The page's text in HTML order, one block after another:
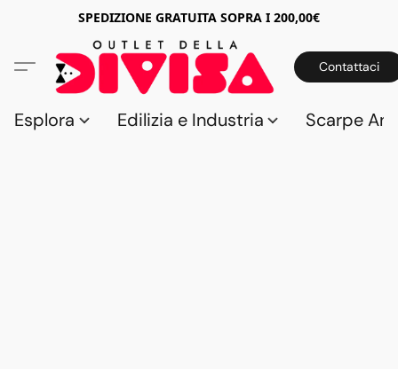
SPEDIZIONE GRATUITA SOPRA I 200,00€
Contattaci
Esplora Edilizia e Industria Scarpe